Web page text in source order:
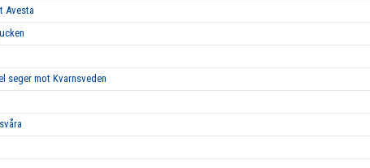
Avesta
seger mot Kvarnsveden